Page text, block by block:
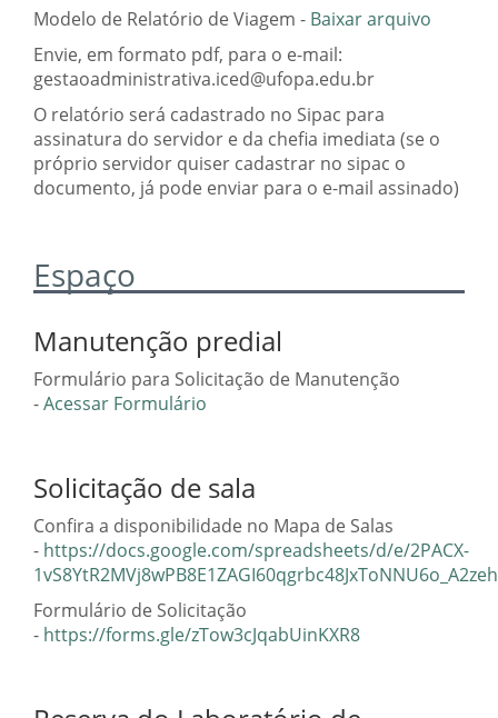
Modelo de Relatório de Viagem - Baixar arquivo
Envie, em formato pdf, para o e-mail:
gestaoadministrativa.iced@ufopa.edu.br
O relatório será cadastrado no Sipac para
assinatura do servidor e da chefia imediata (se o
próprio servidor quiser cadastrar no sipac o
documento, já pode enviar para o e-mail assinado)
Espaço
Manutenção predial
Formulário para Solicitação de Manutenção
-Acessar Formulário
Solicitação de sala
Confira a disponibilidade no Mapa de Salas
- https://docs.google.com/spreadsheets/d/e/2PACX-
Formulário de Solicitação
- https://forms.gle/zTow3cJqabUinKXR8